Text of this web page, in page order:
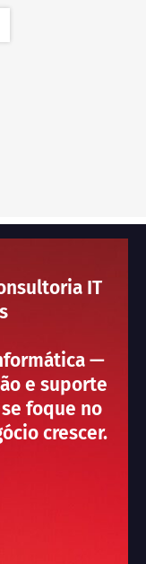
IT
—
e suporte
foque no
crescer.